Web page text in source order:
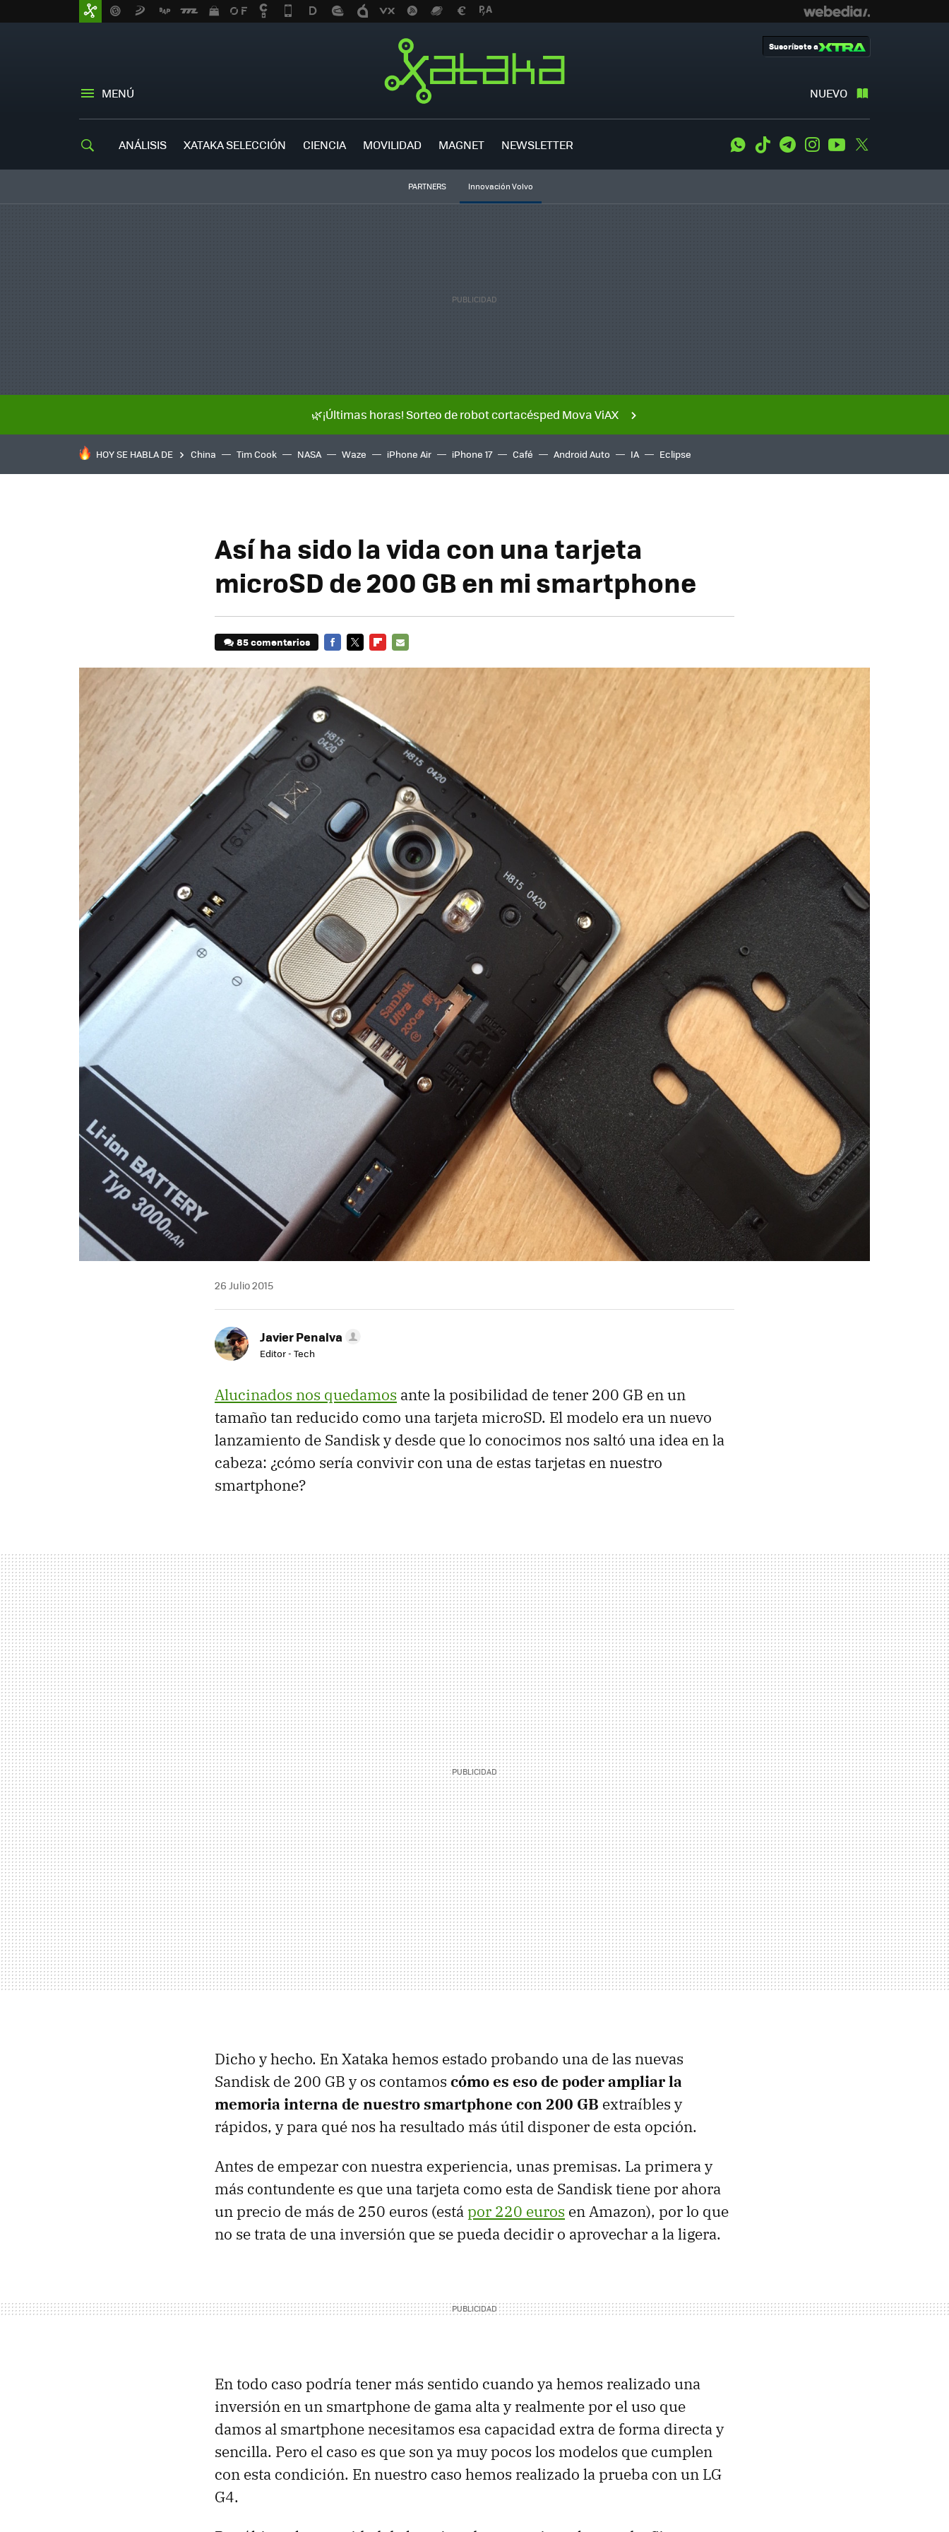
MENÚ NUEVO
Suscríbete a
ANÁLISIS XATAKA SELECCIÓN CIENCIA MOVILIDAD MAGNET NEWSLETTER WhatsApp
Tiktok TelegramInstagramYoutube
PARTNERS Innovación Volvo
🌿¡Últimas horas! Sorteo de robot cortacésped Mova ViAX
HOY SE HABLA DE China Tim Cook NASA Waze iPhone Air iPhone 17 Café Android Auto IA Eclipse
Así ha sido la vida con una tarjeta
microSD de 200 GB en mi smartphone
85 comentarios
26 Julio 2015
Javier Penalva
Editor - Tech
Alucinados nos quedamos ante la posibilidad de tener 200 GB en un
tamaño tan reducido como una tarjeta microSD. El modelo era un nuevo
lanzamiento de Sandisk y desde que lo conocimos nos saltó una idea en la
cabeza: ¿cómo sería convivir con una de estas tarjetas en nuestro
smartphone?
Dicho y hecho. En Xataka hemos estado probando una de las nuevas
Sandisk de 200 GB y os contamos cómo es eso de poder ampliar la
memoria interna de nuestro smartphone con 200 GB extraíbles y
rápidos, y para qué nos ha resultado más útil disponer de esta opción.
Antes de empezar con nuestra experiencia, unas premisas. La primera y
más contundente es que una tarjeta como esta de Sandisk tiene por ahora
un precio de más de 250 euros (estápor 220 euros en Amazon), por lo que
no se trata de una inversión que se pueda decidir o aprovechar a la ligera.
En todo caso podría tener más sentido cuando ya hemos realizado una
inversión en un smartphone de gama alta y realmente por el uso que
damos al smartphone necesitamos esa capacidad extra de forma directa y
sencilla. Pero el caso es que son ya muy pocos los modelos que cumplen
con esta condición. En nuestro caso hemos realizado la prueba con un LG
G4.